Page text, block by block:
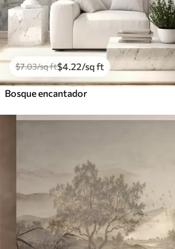
$7.03/sq ft$4 .22/sq ft
Bosque encantador